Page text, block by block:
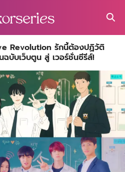
Revolution รักนี้ต้องปฏิวัติ
บับเว็บตูน สู่ เวอร์ชั่นซีรีส์!